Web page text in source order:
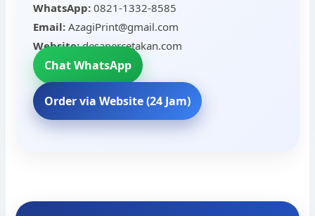
WhatsApp:0821-1332-8585
Email:AzagiPrint@gmail.com
Website:desapercetakan.com
Chat WhatsApp
Order via Website (24 Jam)